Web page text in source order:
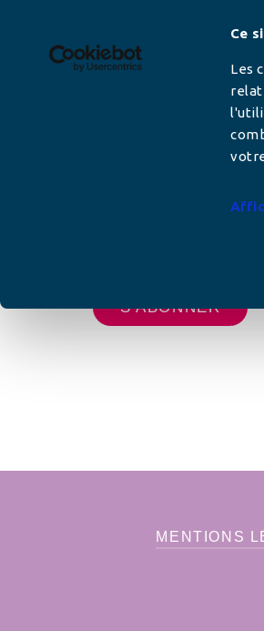
Ce
Les
MENTIONS